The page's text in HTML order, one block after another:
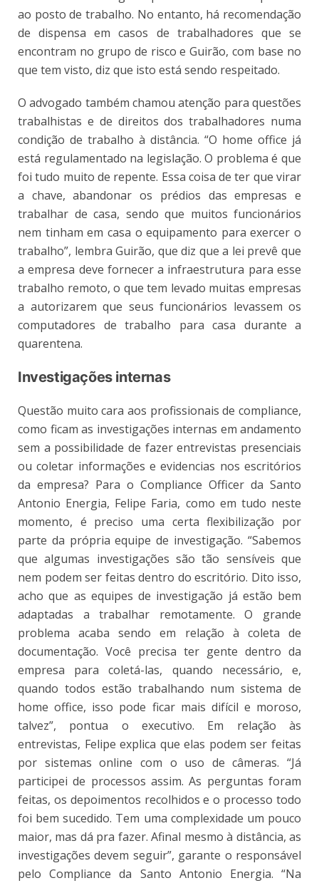
ao posto de trabalho. No entanto, há recomendação
de dispensa em casos de trabalhadores que se
encontram no grupo de risco e Guirão, com base no
que tem visto, diz que isto está sendo respeitado.
O advogado também chamou atenção para questões
trabalhistas e de direitos dos trabalhadores numa
condição de trabalho à distância. “O home office já
está regulamentado na legislação. O problema é que
foi tudo muito de repente. Essa coisa de ter que virar
a chave, abandonar os prédios das empresas e
trabalhar de casa, sendo que muitos funcionários
nem tinham em casa o equipamento para exercer o
trabalho”, lembra Guirão, que diz que a lei prevê que
a empresa deve fornecer a infraestrutura para esse
trabalho remoto, o que tem levado muitas empresas
a autorizarem que seus funcionários levassem os
computadores de trabalho para casa durante a
quarentena.
Investigações internas
Questão muito cara aos profissionais de compliance,
como ficam as investigações internas em andamento
sem a possibilidade de fazer entrevistas presenciais
ou coletar informações e evidencias nos escritórios
da empresa? Para o Compliance Officer da Santo
Antonio Energia, Felipe Faria, como em tudo neste
momento, é preciso uma certa flexibilização por
parte da própria equipe de investigação. “Sabemos
que algumas investigações são tão sensíveis que
nem podem ser feitas dentro do escritório. Dito isso,
acho que as equipes de investigação já estão bem
adaptadas a trabalhar remotamente. O grande
problema acaba sendo em relação à coleta de
documentação. Você precisa ter gente dentro da
empresa para coletá-las, quando necessário, e,
quando todos estão trabalhando num sistema de
home office, isso pode ficar mais difícil e moroso,
talvez”, pontua o executivo. Em relação às
entrevistas, Felipe explica que elas podem ser feitas
por sistemas online com o uso de câmeras. “Já
participei de processos assim. As perguntas foram
feitas, os depoimentos recolhidos e o processo todo
foi bem sucedido. Tem uma complexidade um pouco
maior, mas dá pra fazer. Afinal mesmo à distância, as
investigações devem seguir”, garante o responsável
pelo Compliance da Santo Antonio Energia. “Na